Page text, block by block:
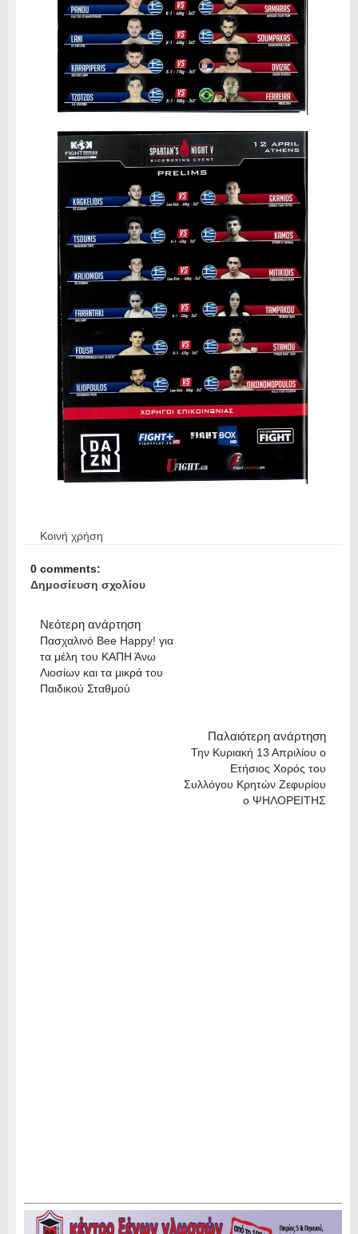
Κοινή χρήση
0 comments:
Δημοσίευση σχολίου
Νεότερη ανάρτηση
Πασχαλινό Bee Happy! για
τα μέλη του ΚΑΠΗ Άνω
Λιοσίων και τα μικρά του
Παιδικού Σταθμού
Παλαιότερη ανάρτηση
Την Κυριακή 13 Απριλίου ο
Ετήσιος Χορός του
Συλλόγου Κρητών Ζεφυρίου
ο ΨΗΛΟΡΕΙΤΗΣ